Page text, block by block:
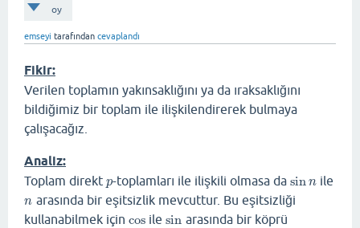
oy
emseyi tarafından cevaplandı
Fikir:
Verilen toplamın yakınsaklığını ya da ıraksaklığını
bildiğimiz bir toplam ile ilişkilendirerek bulmaya
çalışacağız.
Analiz:
Toplam direkt p
p-toplamları ile ilişkili olmasa da sin n
sinn ile
n
n arasında bir eşitsizlik mevcuttur. Bu eşitsizliği
kullanabilmek için cos
cos ilesin
sin arasında bir köprü